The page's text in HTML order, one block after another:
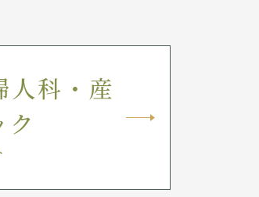
人科・産